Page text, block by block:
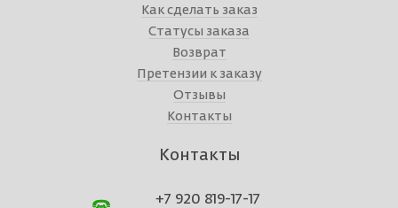
Как сделать заказ
Статусы заказа
Возврат
Претензии к заказу
Отзывы
Контакты
Контакты
+7 920 819-17-17